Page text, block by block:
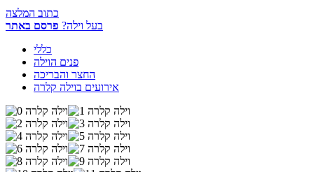
כתוב המלצה
בעל וילה? פרסם באתר
כללי
פנים הוילה
החצר והבריכה
אירועים בוילה קלרה